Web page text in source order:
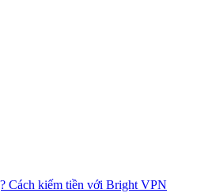
Cách kiếm tiền với Bright VPN